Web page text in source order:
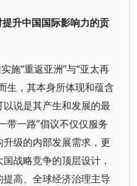
升中国国际影响力的贡
施“重返亚洲”与“亚太再
生，其本身所体现和蕴含
说是其产生和发展的最
带一路”倡议不仅仅服务
级的内部发展需求，更
战略竞争的顶层设计，
高、全球经济治理主导